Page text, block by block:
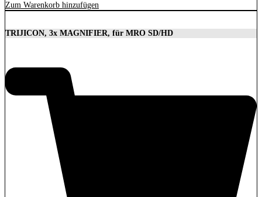
Zum Warenkorb hinzufügen
TRIJICON, 3x MAGNIFIER, für MRO SD/HD